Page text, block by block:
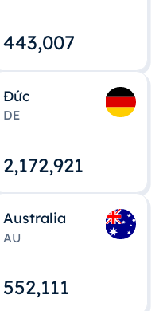
443,008
Đức
DE
2,172,922
Australia
AU
552,112